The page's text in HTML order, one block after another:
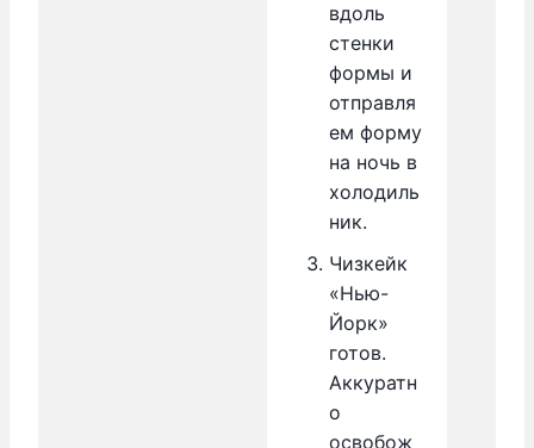
вдоль
стенки
формы и
отправля
ем форму
на ночь в
холодиль
ник.
Чизкейк
«Нью-
Йорк»
готов.
Аккуратн
о
освобож